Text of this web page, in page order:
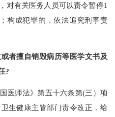
对有关医务人员可以责令暂停1
构成犯罪的，依法追究刑事责
者擅自销毁病历等医学文书及
?
师法》第五十六条第(三）项
生健康主管部门责令改正，给